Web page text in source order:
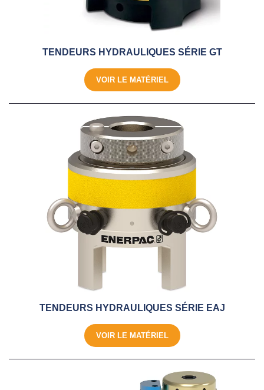
TENDEURS HYDRAULIQUES SÉRIE GT
VOIR LE MATÉRIEL
TENDEURS HYDRAULIQUES SÉRIE EAJ
VOIR LE MATÉRIEL